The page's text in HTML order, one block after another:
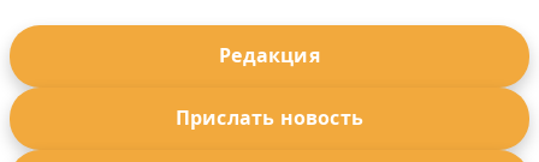
Редакция
Прислать новость